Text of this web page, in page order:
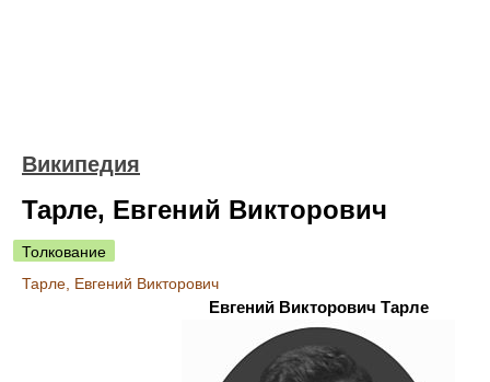
Википедия
Тарле, Евгений Викторович
Толкование
Тарле, Евгений Викторович
Евгений Викторович Тарле